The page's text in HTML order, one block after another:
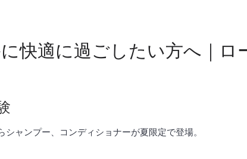
快適に過ごしたい方へ｜
ャンプー、コンディショナーが夏限定で登場。